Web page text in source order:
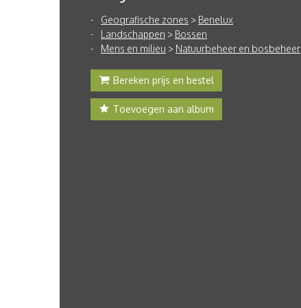
Geografische zones > Benelux
Landschappen > Bossen
Mens en milieu > Natuurbeheer en bosbeheer
Bereken prijs en bestel
Toevoegen aan album